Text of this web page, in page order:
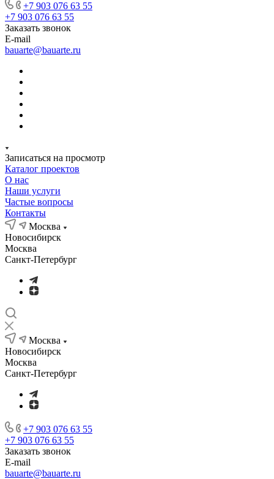
+7 903 076 63 55
+7 903 076 63 55
Заказать звонок
E-mail
bauarte@bauarte.ru
Записаться на просмотр
Каталог проектов
О нас
Наши услуги
Частые вопросы
Контакты
Москва
Новосибирск
Москва
Санкт-Петербург
Москва
Новосибирск
Москва
Санкт-Петербург
+7 903 076 63 55
+7 903 076 63 55
Заказать звонок
E-mail
bauarte@bauarte.ru